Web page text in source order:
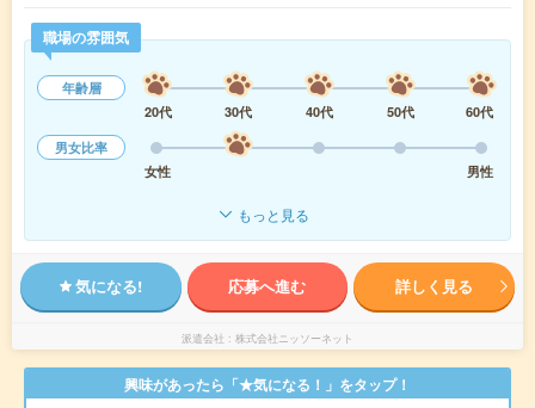
職場の雰囲気
年齢層
20代
30代 40代 50代
60代
男女比率
女性
男性
もっと見る
気になる! 応募へ進む 詳しく見る
派遣会社 株式会社ニッソーネット
興味があったら「★気になる！」をタップ！